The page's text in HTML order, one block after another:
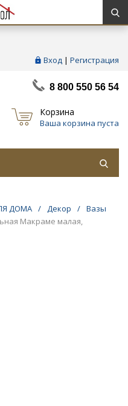
Вход | Регистрация
8 800 550 56 54
Корзина
Ваша корзина пуста
ДОМА / Декор / Вазы
Макраме малая,